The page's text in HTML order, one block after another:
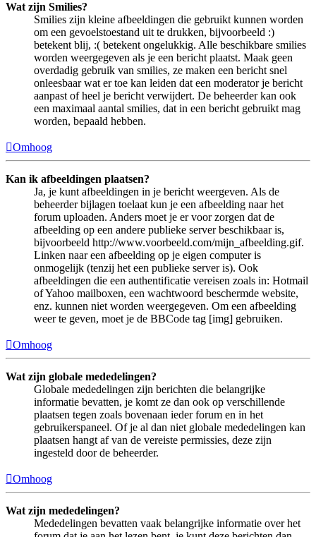
Wat zijn Smilies?
Smilies zijn kleine afbeeldingen die gebruikt kunnen worden
om een gevoelstoestand uit te drukken, bijvoorbeeld :)
betekent blij, :( betekent ongelukkig. Alle beschikbare smilies
worden weergegeven als je een bericht plaatst. Maak geen
overdadig gebruik van smilies, ze maken een bericht snel
onleesbaar wat er toe kan leiden dat een moderator je bericht
aanpast of heel je bericht verwijdert. De beheerder kan ook
een maximaal aantal smilies, dat in een bericht gebruikt mag
worden, bepaald hebben.
Omhoog
Kan ik afbeeldingen plaatsen?
Ja, je kunt afbeeldingen in je bericht weergeven. Als de
beheerder bijlagen toelaat kun je een afbeelding naar het
forum uploaden. Anders moet je er voor zorgen dat de
afbeelding op een andere publieke server beschikbaar is,
bijvoorbeeld http://www.voorbeeld.com/mijn_afbeelding.gif.
Linken naar een afbeelding op je eigen computer is
onmogelijk (tenzij het een publieke server is). Ook
afbeeldingen die een authentificatie vereisen zoals in: Hotmail
of Yahoo mailboxen, een wachtwoord beschermde website,
enz. kunnen niet worden weergegeven. Om een afbeelding
weer te geven, moet je de BBCode tag [img] gebruiken.
Omhoog
Wat zijn globale mededelingen?
Globale mededelingen zijn berichten die belangrijke
informatie bevatten, je komt ze dan ook op verschillende
plaatsen tegen zoals bovenaan ieder forum en in het
gebruikerspaneel. Of je al dan niet globale mededelingen kan
plaatsen hangt af van de vereiste permissies, deze zijn
ingesteld door de beheerder.
Omhoog
Wat zijn mededelingen?
Mededelingen bevatten vaak belangrijke informatie over het